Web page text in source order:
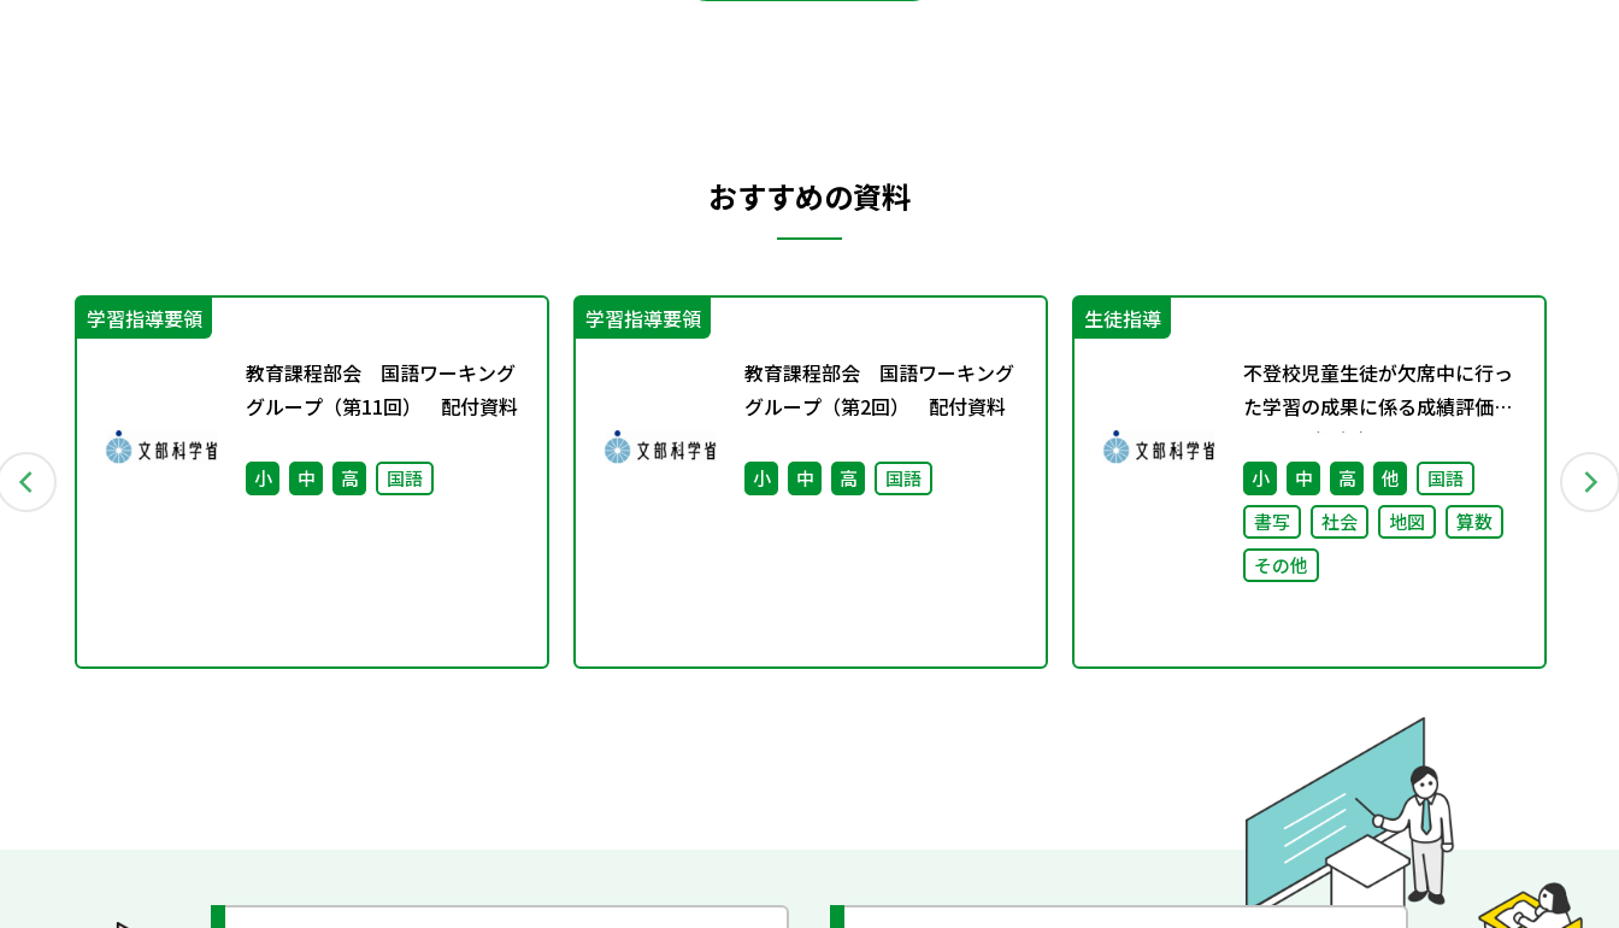
おすすめの資料
学習指導要領
教育課程部会 国語ワーキング
グループ（第11回） 配付資料
小 中 高 国語
学習指導要領
教育課程部会 国語ワーキング
グループ（第2回） 配付資料
小 中 高 国語
生徒指導
不登校児童生徒が欠席中に行っ
た学習の成果に係る成績評価に
ついて（通知）
小 中 高 他
国語
書写
社会 地図
算数
その他